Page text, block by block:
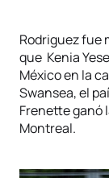
Rodriguez fue
que Kenia
México en la
Swansea, el
Frenette ganó
Montreal.